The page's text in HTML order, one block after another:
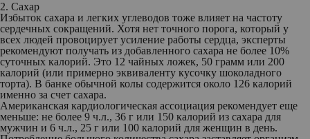
2. Сахар
Избыток сахара и легких углеводов тоже влияет на частоту
сердечных сокращений. Хотя нет точного порога, который у
всех людей провоцирует усиление работы сердца, эксперты
рекомендуют получать из добавленного сахара не более 10%
суточных калорий. Это 12 чайных ложек, 50 грамм или 200
калорий (или примерно эквиваленту кусочку шоколадного
торта). В банке обычной колы содержится около 126 калорий
именно за счет сахара.
Американская кардиологическая ассоциация рекомендует еще
меньше: не более 9 ч.л., 36 г или 150 калорий из сахара для
мужчин и 6 ч.л., 25 г или 100 калорий для женщин в день.